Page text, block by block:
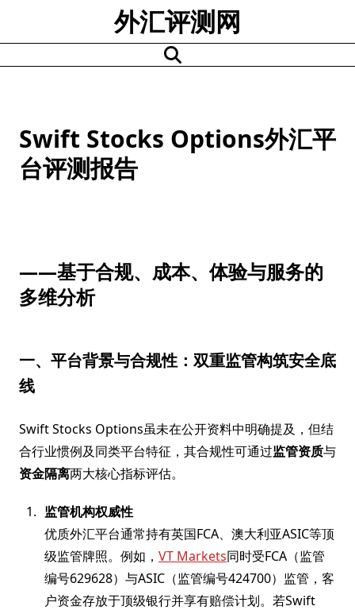
content
外汇评测网
Swift Stocks Options外汇平
台评测报告
——基于合规、成本、体验与服务的
多维分析
一、平台背景与合规性：双重监管构筑安全底
线
Swift Stocks Options虽未在公开资料中明确提及，但结
合行业惯例及同类平台特征，其合规性可通过监管资质与
资金隔离两大核心指标评估。
监管机构权威性
优质外汇平台通常持有英国FCA、澳大利亚ASIC等顶
级监管牌照。例如， VT Markets同时受FCA（监管
编号629628）与ASIC（监管编号424700）监管，客
户资金存放于顶级银行并享有赔偿计划。若Swift